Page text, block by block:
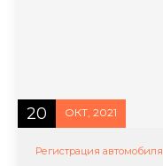
20 ОКТ, 2021
Регистрация автомобиля